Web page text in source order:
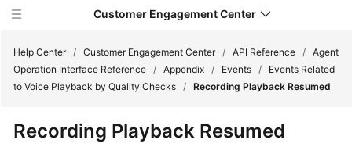
Customer Engagement Center
Help Center / Customer Engagement Center / API Reference / Agent
Operation Interface Reference / Appendix / Events /
Events Related
to Voice Playback by Quality Checks / Recording Playback Resumed
Recording Playback Resumed